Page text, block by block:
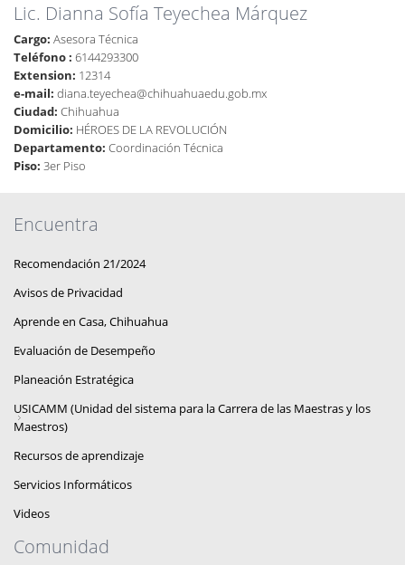
Lic. Dianna Sofía Teyechea Márquez
Cargo: Asesora Técnica
Teléfono : 6144293300
Extension: 12314
e-mail: diana.teyechea@chihuahuaedu.gob.mx
Ciudad: Chihuahua
Domicilio: HÉROES DE LA REVOLUCIÓN
Departamento: Coordinación Técnica
Piso: 3er Piso
Encuentra
Recomendación 21/2024
Avisos de Privacidad
Aprende en Casa, Chihuahua
Evaluación de Desempeño
Planeación Estratégica
USICAMM (Unidad del sistema para la Carrera de las Maestras y los
Maestros)
Recursos de aprendizaje
Servicios Informáticos
Videos
Comunidad